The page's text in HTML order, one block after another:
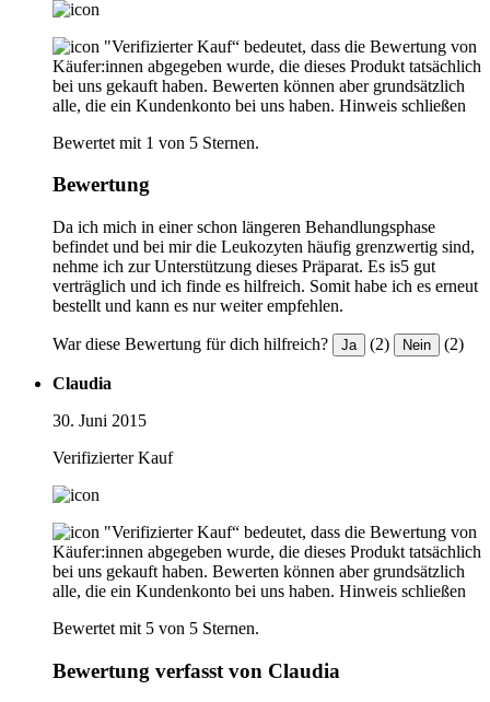
"Verifizierter Kauf“ bedeutet, dass die Bewertung von
Käufer:innen abgegeben wurde, die dieses Produkt tatsächlich
bei uns gekauft haben. Bewerten können aber grundsätzlich
alle, die ein Kundenkonto bei uns haben. Hinweis schließen
Bewertet mit 1 von 5 Sternen.
Bewertung
Da ich mich in einer schon längeren Behandlungsphase
befindet und bei mir die Leukozyten häufig grenzwertig sind,
nehme ich zur Unterstützung dieses Präparat. Es is5 gut
verträglich und ich finde es hilfreich. Somit habe ich es erneut
bestellt und kann es nur weiter empfehlen.
War diese Bewertung für dich hilfreich? Ja (2) Nein (2)
Claudia
30. Juni 2015
Verifizierter Kauf
"Verifizierter Kauf“ bedeutet, dass die Bewertung von
Käufer:innen abgegeben wurde, die dieses Produkt tatsächlich
bei uns gekauft haben. Bewerten können aber grundsätzlich
alle, die ein Kundenkonto bei uns haben. Hinweis schließen
Bewertet mit 5 von 5 Sternen.
Bewertung verfasst von Claudia